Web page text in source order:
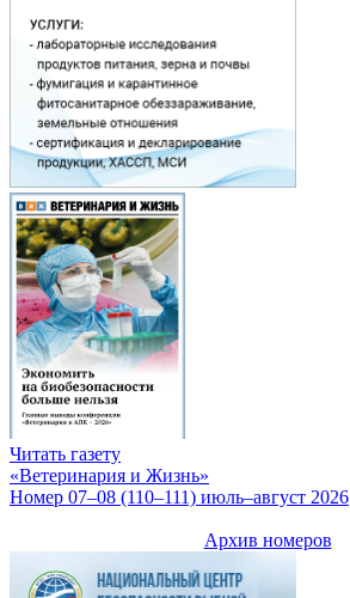
Читать газету
«Ветеринария и Жизнь»
Номер 07–08 (110–111) июль–август 2026
Архив номеров